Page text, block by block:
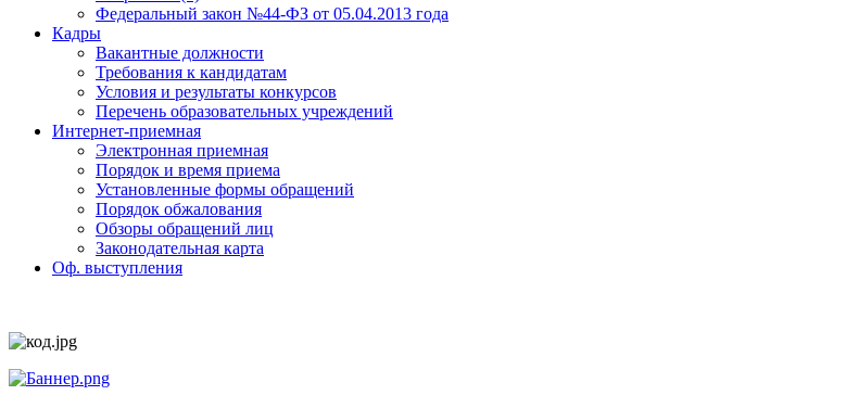
Федеральный закон №44-ФЗ от 05.04.2013 года
Кадры
Вакантные должности
Требования к кандидатам
Условия и результаты конкурсов
Перечень образовательных учреждений
Интернет-приемная
Электронная приемная
Порядок и время приема
Установленные формы обращений
Порядок обжалования
Обзоры обращений лиц
Законодательная карта
Оф. выступления